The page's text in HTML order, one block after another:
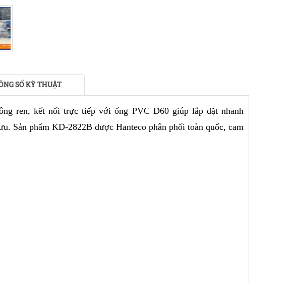
SỐ KỸ THUẬT
ren, kết nối trực tiếp với ống PVC D60 giúp lắp đặt nhanh
Sản phẩm KD-2822B được Hanteco phân phối toàn quốc, cam